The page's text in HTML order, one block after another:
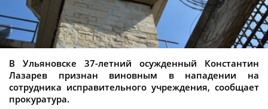
В Ульяновске 37-летний осужденный Константин
Лазарев признан виновным в нападении на
сотрудника исправительного учреждения, сообщает
прокуратура.